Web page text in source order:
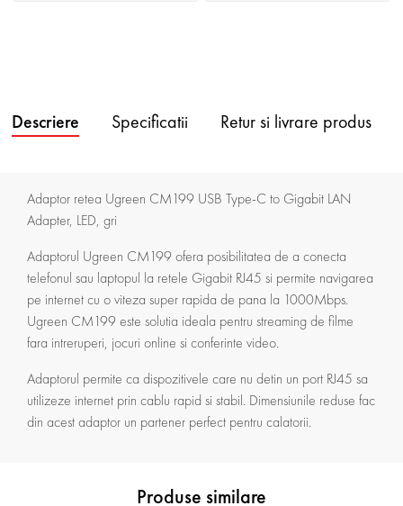
Descriere Specificatii Retur si livrare produs
Adaptor retea Ugreen CM199 USB Type-C to Gigabit LAN
Adapter, LED, gri
Adaptorul Ugreen CM199 ofera posibilitatea de a conecta
telefonul sau laptopul la retele Gigabit RJ45 si permite navigarea
pe internet cu o viteza super rapida de pana la 1000Mbps.
Ugreen CM199 este solutia ideala pentru streaming de filme
fara intreruperi, jocuri online si conferinte video.
Adaptorul permite ca dispozitivele care nu detin un port RJ45 sa
utilizeze internet prin cablu rapid si stabil. Dimensiunile reduse fac
din acest adaptor un partener perfect pentru calatorii.
Produse similare